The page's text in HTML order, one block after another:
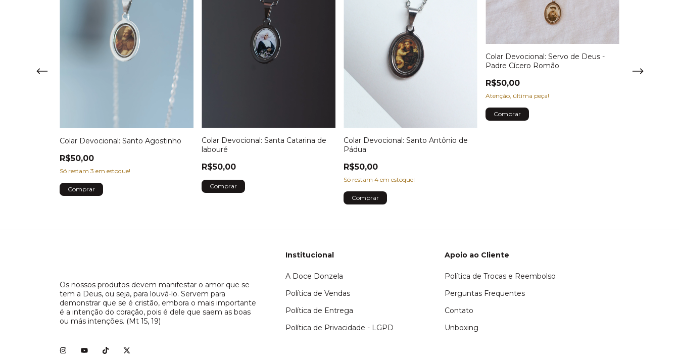
Colar Devocional: Santo Agostinho
R$50,00
Só restam 3 em estoque!
Colar Devocional: Santa Catarina de
labouré
R$50,00
Colar Devocional: Santo Antônio de
Pádua
R$50,00
Só restam 4 em estoque!
Colar Devocional: Servo de Deus -
Padre Cícero Romão
R$50,00
Atenção, última peça!
Os nossos produtos devem manifestar o amor que se
tem a Deus, ou seja, para louvá-lo. Servem para
demonstrar que se é cristão, embora o mais importante
é a intenção do coração, pois é dele que saem as boas
ou más intenções. (Mt 15, 19)
Institucional
A Doce Donzela
Política de Vendas
Política de Entrega
Política de Privacidade - LGPD
Apoio ao Cliente
Política de Trocas e Reembolso
Perguntas Frequentes
Contato
Unboxing